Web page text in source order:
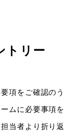
トリー
項をご確認のう
ムに必要事項を
当者より折り返